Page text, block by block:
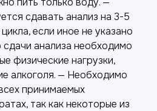
сдавать анализ на 3-5
если иное не указано
анализа необходимо
физические нагрузки,
алкоголя. — Необходимо
принимаемых
так как некоторые из